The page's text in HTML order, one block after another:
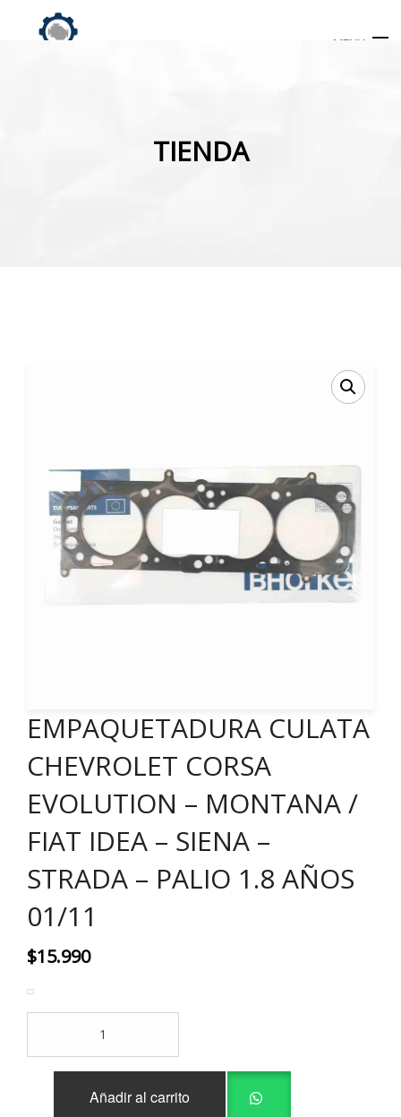
MENU
TIENDA
EMPAQUETADURA CULATA
CHEVROLET CORSA
EVOLUTION – MONTANA /
FIAT IDEA – SIENA –
STRADA – PALIO 1.8 AÑOS
01/11
$15.990
CHEVROLET
CORSA
EVOLUTIONAñadir al carrito